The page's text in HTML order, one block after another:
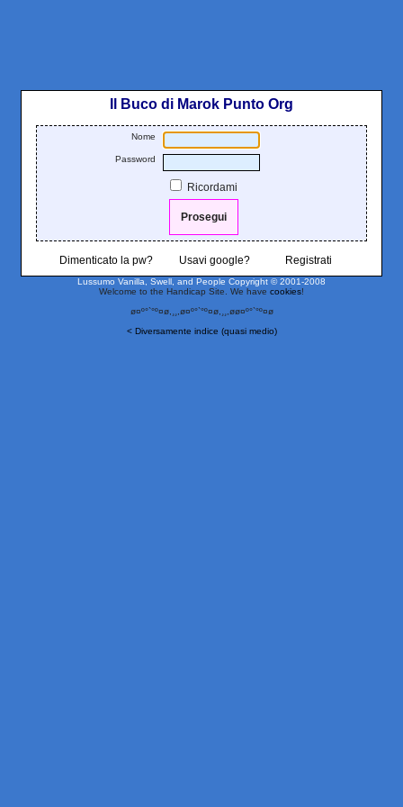
Il Buco di Marok Punto Org
Nome
Password
Ricordami
Dimenticato la pw? Usavi google? Registrati
Lussumo Vanilla, Swell, and People Copyright © 2001-2008
Welcome to the Handicap Site. We have cookies!
ø¤º°`°º¤ø,¸¸,ø¤º°`°º¤ø,¸¸,øø¤º°`°º¤ø
< Diversamente indice (quasi medio)